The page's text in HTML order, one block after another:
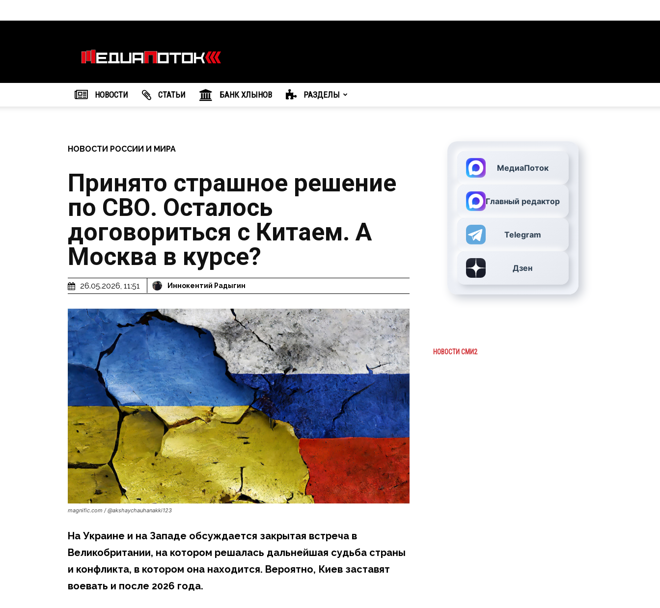
агентство
"МедиаПоток"
НОВОСТИ CТАТЬИ БАНК ХЛЫНОВ РАЗДЕЛЫ
НОВОСТИ РОССИИ И МИРА
Принято страшное решение
по СВО. Осталось
договориться с Китаем. А
Москва в курсе?
26.05.2026, 11:51 Иннокентий Радыгин
magnific.com / @akshaychauhanakki123
На Украине и на Западе обсуждается закрытая встреча в
Великобритании, на котором решалась дальнейшая судьба страны
и конфликта, в котором она находится. Вероятно, Киев заставят
воевать и после 2026 года.
МедиаПоток
Главный редактор
Telegram
Дзен
НОВОСТИ СМИ2